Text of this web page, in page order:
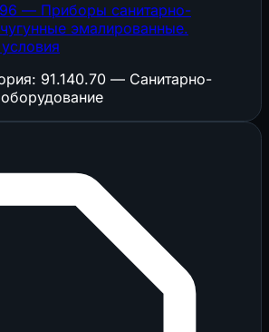
— Приборы санитарно-
эмалированные.
91.140.70 — Санитарно-